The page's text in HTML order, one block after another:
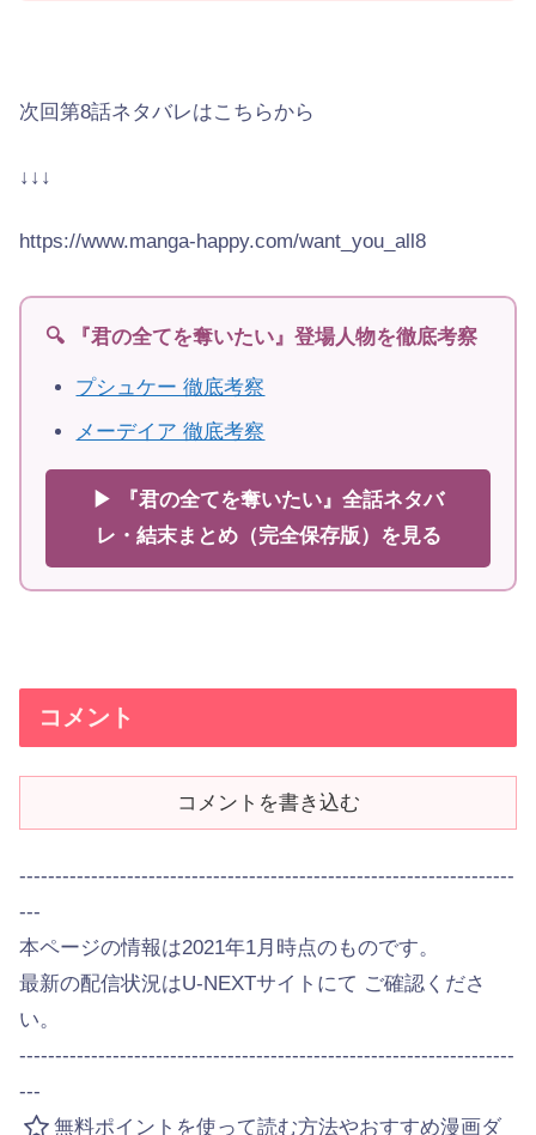
次回第8話ネタバレはこちらから
↓↓↓
https://www.manga-happy.com/want_you_all8
🔍 『君の全てを奪いたい』登場人物を徹底考察
プシュケー 徹底考察
メーデイア 徹底考察
▶ 『君の全てを奪いたい』全話ネタバ
レ・結末まとめ（完全保存版）を見る
コメント
コメントを書き込む
---------------------------------------------------------------------
---
本ページの情報は2021年1月時点のものです。
最新の配信状況はU-NEXTサイトにて ご確認くださ
い。
---------------------------------------------------------------------
---
無料ポイントを使って読む方法やおすすめ漫画ダ